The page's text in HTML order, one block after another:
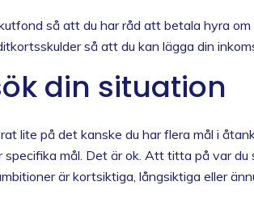
så att du har råd att betala hyra om
så att du kan lägga din
din situation
lite på det kanske du har flera mål i
specifika mål. Det är ok. Att titta på var
är kortsiktiga, långsiktiga eller